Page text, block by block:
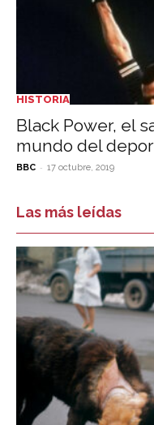
HISTORIA
Black Power, el
mundo del
BBC - 17 octubre, 2019
Las más leídas